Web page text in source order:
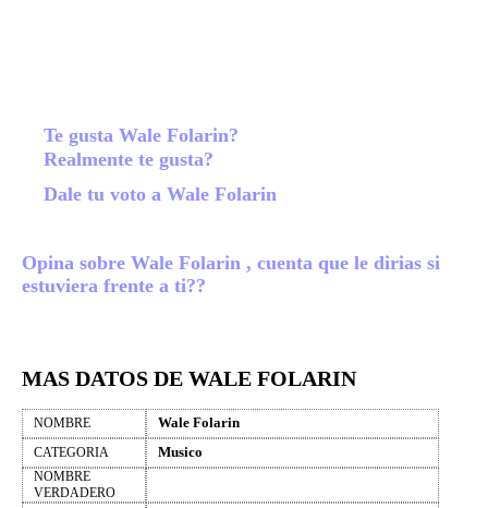
Te gusta Wale Folarin?
Realmente te gusta?
Dale tu voto a Wale Folarin
Opina sobre Wale Folarin , cuenta que le dirias si
estuviera frente a ti??
MAS DATOS DE WALE FOLARIN
NOMBRE Wale Folarin
CATEGORIA Musico
NOMBRE
VERDADERO